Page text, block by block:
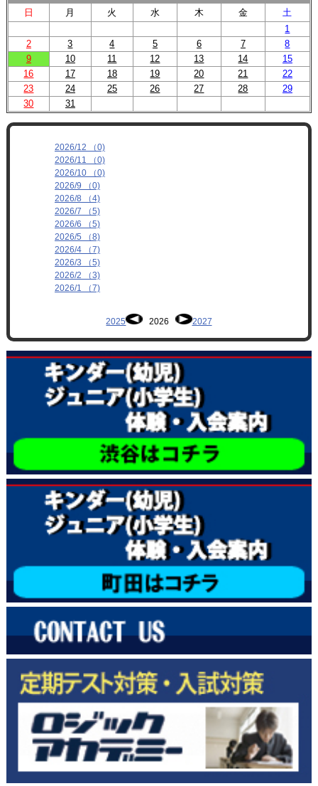
日 月 火 水 木 金
土
1
2
3 4 5 6 7
8
9
10 11 12 13 14
15
16
17 18 19 20 21
22
23
24 25 26 27 28
29
30
31
2026/12 （0)
2026/11 （0)
2026/10 （0)
2026/9 （0)
2026/8 （4)
2026/7 （5)
2026/6 （5)
2026/5 （8)
2026/4 （7)
2026/3 （5)
2026/2 （3)
2026/1 （7)
2025 2026 2027